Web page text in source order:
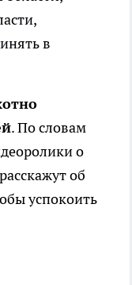
в
. По словам
о
об
успокоить